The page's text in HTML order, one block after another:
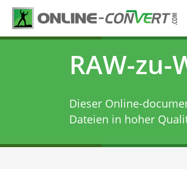
RAW-zu-
Dieser Online-
Dateien in hoher